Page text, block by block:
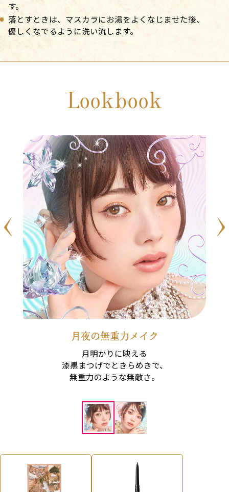
す。
落とすときは、マスカラにお湯をよくなじませた後、
優しくなでるように洗い流します。
Lookbook
月夜の無重力メイク
月明かりに映える
漆黒まつげでときらめきで、
無重力のような無敵さ。